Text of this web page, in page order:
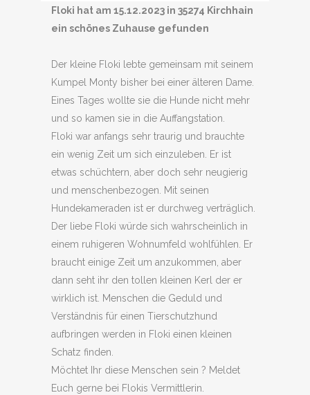
Floki hat am 15.12.2023 in 35274 Kirchhain
ein schönes Zuhause gefunden
Der kleine Floki lebte gemeinsam mit seinem
Kumpel Monty bisher bei einer älteren Dame.
Eines Tages wollte sie die Hunde nicht mehr
und so kamen sie in die Auffangstation.
Floki war anfangs sehr traurig und brauchte
ein wenig Zeit um sich einzuleben. Er ist
etwas schüchtern, aber doch sehr neugierig
und menschenbezogen. Mit seinen
Hundekameraden ist er durchweg verträglich.
Der liebe Floki würde sich wahrscheinlich in
einem ruhigeren Wohnumfeld wohlfühlen. Er
braucht einige Zeit um anzukommen, aber
dann seht ihr den tollen kleinen Kerl der er
wirklich ist. Menschen die Geduld und
Verständnis für einen Tierschutzhund
aufbringen werden in Floki einen kleinen
Schatz finden.
Möchtet Ihr diese Menschen sein ? Meldet
Euch gerne bei Flokis Vermittlerin.